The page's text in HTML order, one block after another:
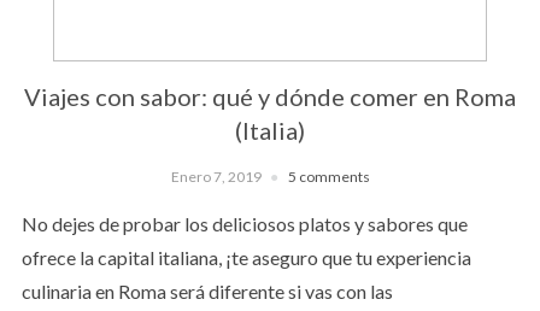
Viajes con sabor: qué y dónde comer en Roma
(Italia)
Enero 7, 2019 5 comments
No dejes de probar los deliciosos platos y sabores que
ofrece la capital italiana, ¡te aseguro que tu experiencia
culinaria en Roma será diferente si vas con las